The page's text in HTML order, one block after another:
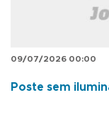
09/07/2026 00:00
Poste sem